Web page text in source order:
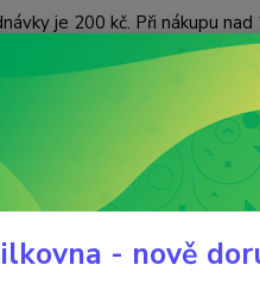
je 200 kč. Při nákupu
KONTAKTY
Pevné objetí
- nově